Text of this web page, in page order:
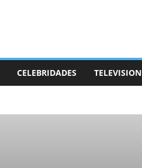
CELEBRIDADES TELEVISION